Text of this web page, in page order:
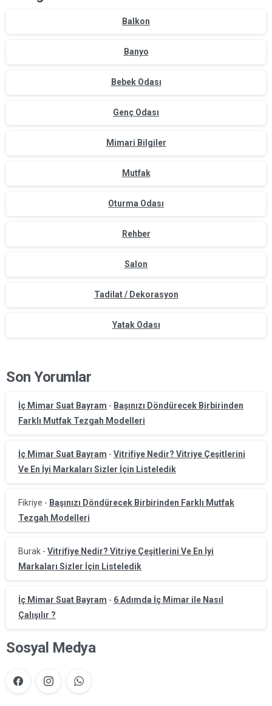
Balkon
Banyo
Bebek Odası
Genç Odası
Mimari Bilgiler
Mutfak
Oturma Odası
Rehber
Salon
Tadilat / Dekorasyon
Yatak Odası
Son Yorumlar
İç Mimar Suat Bayram - Başınızı Döndürecek Birbirinden
Farklı Mutfak Tezgah Modelleri
İç Mimar Suat Bayram - Vitrifiye Nedir? Vitriye Çeşitlerini
Ve En İyi Markaları Sizler İçin Listeledik
Fikriye - Başınızı Döndürecek Birbirinden Farklı Mutfak
Tezgah Modelleri
Burak - Vitrifiye Nedir? Vitriye Çeşitlerini Ve En İyi
Markaları Sizler İçin Listeledik
İç Mimar Suat Bayram - 6 Adımda İç Mimar ile Nasıl
Çalışılır ?
Sosyal Medya